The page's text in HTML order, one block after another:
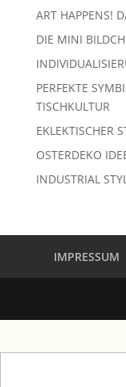
ART HAPPENS!
DIE MINI
PERFEKTE
TISCHKULTUR
EKLEKTISCHER
OSTERDEKO
INDUSTRIAL
IMPRESSUM